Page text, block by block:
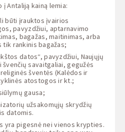
Antaliją kainą lemia:
būti įrauktos įvairios
pavyzdžiui, aptarnavimo
bagažas, maitinimas, arba
rankinis bagažas;
datos“, pavyzdžiui, Naujųjų
savaitgaliai, gegužės
šventės (Kalėdos ir
atostogos ir kt.;
gausa;
užsakomųjų skrydžių
datomis.
yra pigesnė nei vienos krypties.